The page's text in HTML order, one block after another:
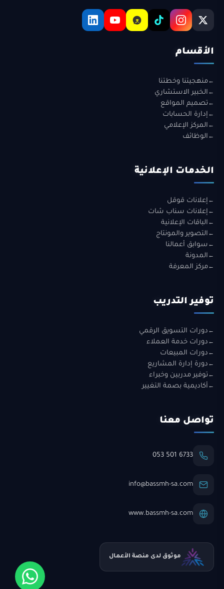
الأقسام
منهجيتنا وخطتنا
الخبير الاستشاري
تصميم المواقع
إدارة الحسابات
المركز الإعلامي
الوظائف
الخدمات الإعلانية
إعلانات قوقل
إعلانات سناب شات
الباقات الإعلانية
التصوير والمونتاج
سوابق أعمالنا
المدونة
مركز المعرفة
توفير التدريب
دورات التسويق الرقمي
دورات خدمة العملاء
دورات المبيعات
دورة إدارة المشاريع
توفير مدربين وخبراء
أكاديمية بصمة التغيير
تواصل معنا
053 501 6733
info@bassmh-sa.com
www.bassmh-sa.com
موثوق لدى منصة الأعمال